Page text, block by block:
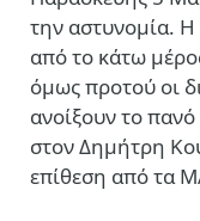
την αστυνομία. Η
από το κάτω
όμως προτού οι
ανοίξουν το
στον Δημήτρη
επίθεση από τα